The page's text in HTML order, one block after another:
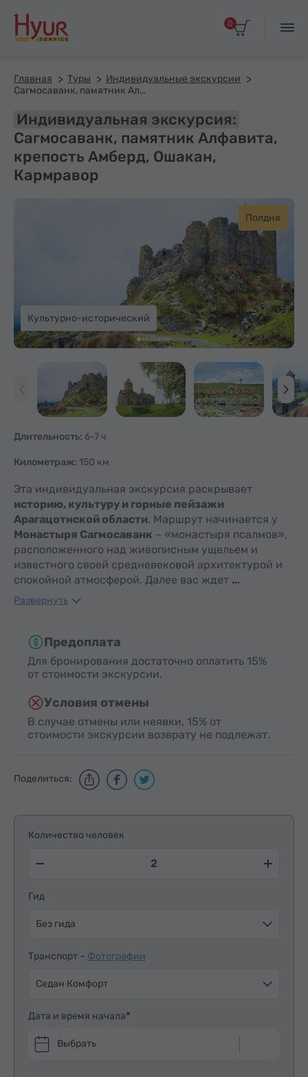
0
Главная Туры
Индивидуальные экскурсии
Сагмосаванк, памятник Алфавита, крепость Амберд, Ошакан, Кармравор
Индивидуальная экскурсия:
Сагмосаванк, памятник Алфавита,
крепость Амберд, Ошакан,
Кармравор
Полдня
Культурно-исторический
Длительность: 6-7 ч
Километраж: 150 км
Эта индивидуальная экскурсия раскрывает
историю, культуру и горные пейзажи
Арагацотнской области. Маршрут начинается у
Монастыря Сагмосаванк – «монастыря псалмов»,
расположенного над живописным ущельем и
известного своей средневековой архитектурой и
спокойной атмосферой. Далее вас ждет …
Развернуть
Предоплата
Для бронирования достаточно оплатить 15%
от стоимости экскурсии.
Условия отмены
В случае отмены или неявки, 15% от
стоимости экскурсии возврату не подлежат.
Поделиться:
Количество человек
Гид
Без гида
Транспорт – Фотографии
Седан Комфорт
Дата и время начала
Выбрать